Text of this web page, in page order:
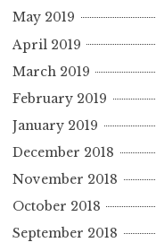
May 2019
April 2019
March 2019
February 2019
January 2019
December 2018
November 2018
October 2018
September 2018